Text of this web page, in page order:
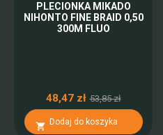
PLECIONKA MIKADO
NIHONTO FINE BRAID 0,50
300M FLUO
48,47 zł 53,85 zł
 Dodaj do koszyka